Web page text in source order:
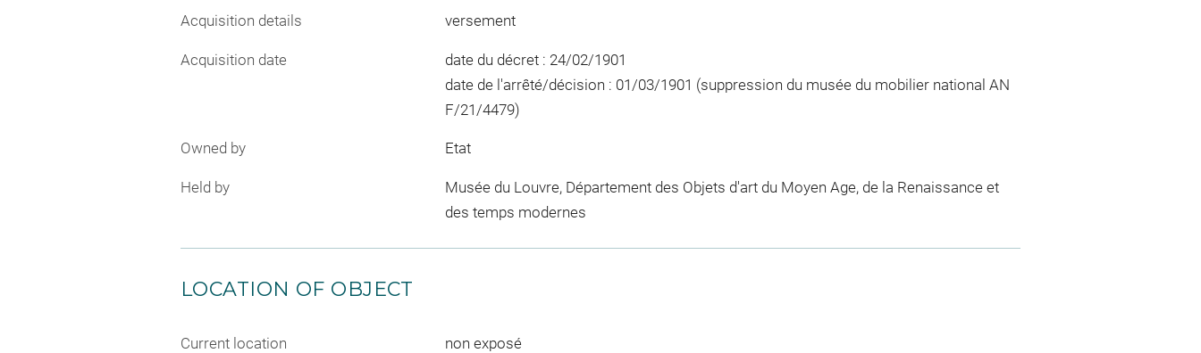
Acquisition details versement
Acquisition date
date du décret : 24/02/1901
date de l'arrêté/décision : 01/03/1901 (suppression du musée du mobilier national AN
F/21/4479)
Owned by Etat
Held by
Musée du Louvre, Département des Objets d'art du Moyen Age, de la Renaissance et
des temps modernes
LOCATION OF OBJECT
Current location non exposé